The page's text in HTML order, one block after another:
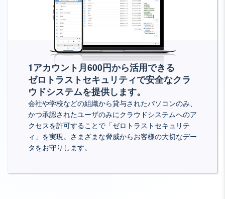
1アカウント月600円から活用できる
ゼロ トラストセキュリティで安全なクラ
ウドシステムを提供します。
会社や学校などの組織から貸与されたパソコンのみ、
かつ承認されたユーザのみにクラウドシステムへのア
クセスを許可することで「ゼロ トラストセキュリテ
ィ」を実現。さまざまな脅威からお客様の大切なデー
タをお守りします。